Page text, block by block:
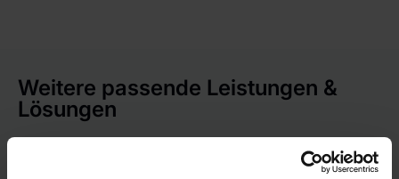
Weitere passende Leistungen &
Lösungen